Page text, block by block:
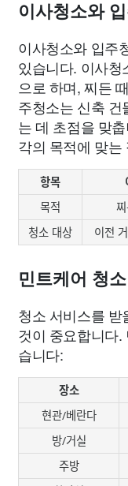
이사청소와
이사청소와 입주
있습니다. 이사
으로 하며, 찌든
주청소는 신축
는 데 초점을 맞
각의 목적에 맞
항목
목적
청소 대상
이전
민트케어 청
청소 서비스를
것이 중요합니다
습니다:
장소
현관/베란다
방/거실
주방